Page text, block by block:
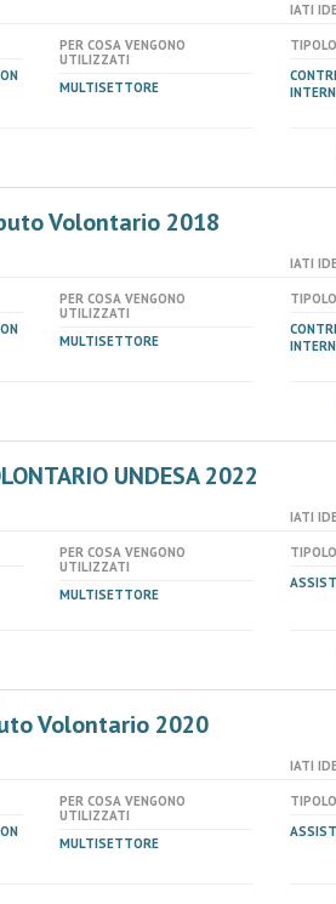
IATI
PER COSA VENGONO
UTILIZZATI
MULTISETTORE
Volontario 2018
IATI
PER COSA VENGONO
UTILIZZATI
MULTISETTORE
UNDESA 2022
IATI
PER COSA VENGONO
UTILIZZATI
MULTISETTORE
Volontario 2020
IATI
PER COSA VENGONO
UTILIZZATI
MULTISETTORE